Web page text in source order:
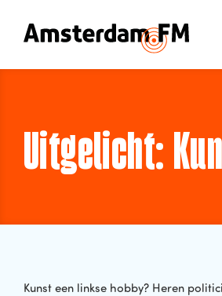
Uitgelicht:
Kunst een linkse hobby? Heren